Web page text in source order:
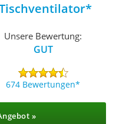
Unsere Bewertung:
GUT
674 Bewertungen
»